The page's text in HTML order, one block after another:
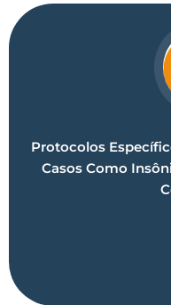
Protocolos
Casos Como